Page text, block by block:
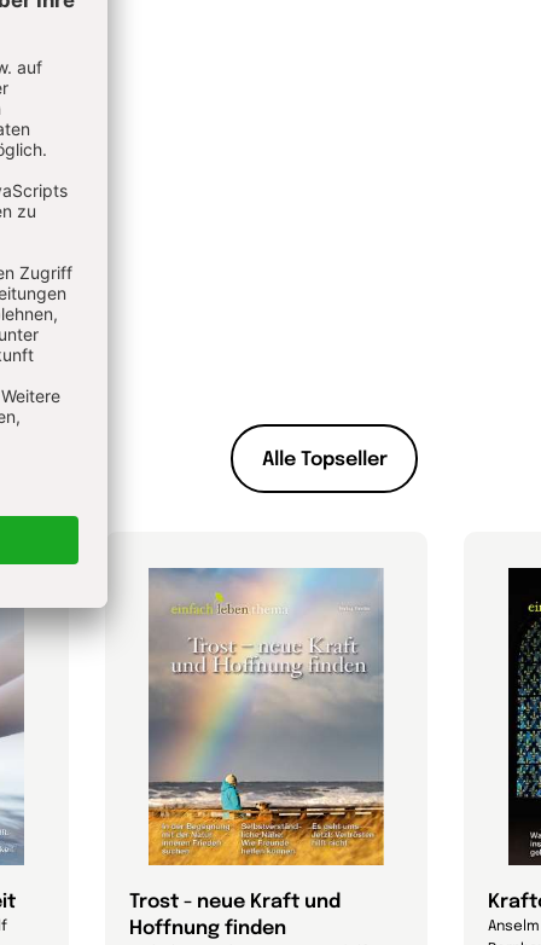
Alle Topseller
Trost - neue Kraft und
Hoffnung finden